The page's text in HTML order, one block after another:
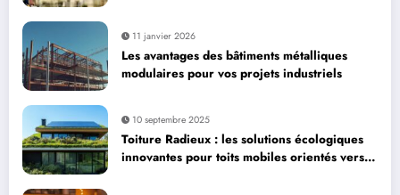
11 janvier 2026
Les avantages des bâtiments métalliques
modulaires pour vos projets industriels
10 septembre 2025
Toiture Radieux : les solutions écologiques
innovantes pour toits mobiles orientés vers